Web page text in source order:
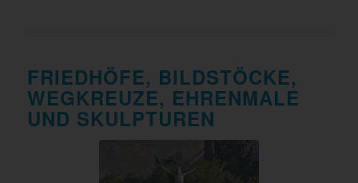
FRIEDHÖFE, BILDSTÖCKE,
WEGKREUZE, EHRENMALE
UND SKULPTUREN